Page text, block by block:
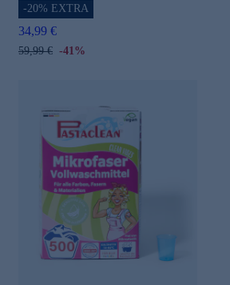
-20% EXTRA
34,99 €
59,99 € -41%